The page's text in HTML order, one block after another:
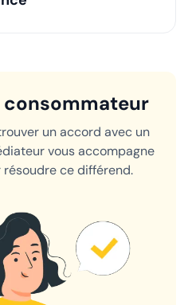
consommateur
un accord avec un
vous accompagne
ce différend.